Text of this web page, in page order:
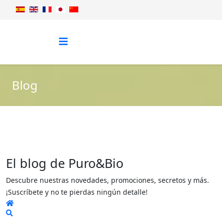
Blog
El blog de Puro&Bio
Descubre nuestras novedades, promociones, secretos y más.
¡Suscríbete y no te pierdas ningún detalle!
Home